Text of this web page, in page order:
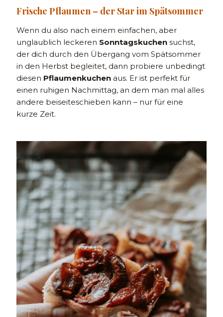
Frische Pflaumen – der Star im Spätsommer
Wenn du also nach einem einfachen, aber
unglaublich leckeren Sonntagskuchen suchst,
der dich durch den Übergang vom Spätsommer
in den Herbst begleitet, dann probiere unbedingt
diesen Pflaumenkuchen aus. Er ist perfekt für
einen ruhigen Nachmittag, an dem man mal alles
andere beiseiteschieben kann – nur für eine
kurze Zeit.